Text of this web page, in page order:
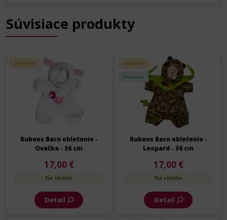
Súvisiace produkty
Skladom
Rubens Barn oblečenie -
Ovečka - 36 cm
17,00 €
Na sklade
Detail
Skladom
Novinka
Rubens Barn oblečenie -
Leopard - 36 cm
17,00 €
Na sklade
Detail